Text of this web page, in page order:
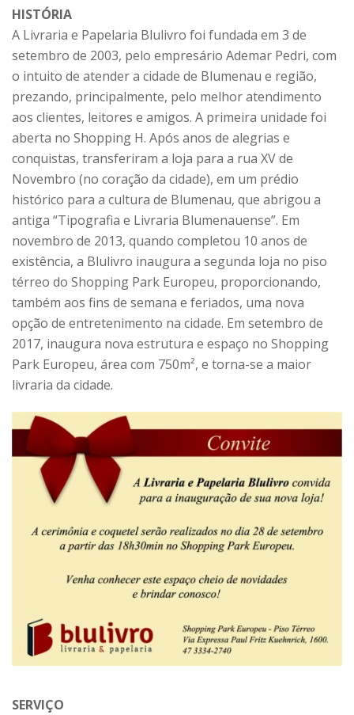
HISTÓRIA
A Livraria e Papelaria Blulivro foi fundada em 3 de
setembro de 2003, pelo empresário Ademar Pedri, com
o intuito de atender a cidade de Blumenau e região,
prezando, principalmente, pelo melhor atendimento
aos clientes, leitores e amigos. A primeira unidade foi
aberta no Shopping H. Após anos de alegrias e
conquistas, transferiram a loja para a rua XV de
Novembro (no coração da cidade), em um prédio
histórico para a cultura de Blumenau, que abrigou a
antiga “Tipografia e Livraria Blumenauense”. Em
novembro de 2013, quando completou 10 anos de
existência, a Blulivro inaugura a segunda loja no piso
térreo do Shopping Park Europeu, proporcionando,
também aos fins de semana e feriados, uma nova
opção de entretenimento na cidade. Em setembro de
2017, inaugura nova estrutura e espaço no Shopping
Park Europeu, área com 750m², e torna-se a maior
livraria da cidade.
SERVIÇO